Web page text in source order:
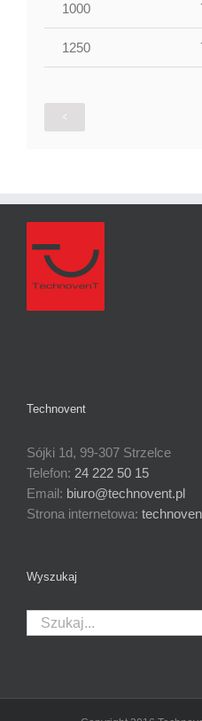
1000
1250
<
Technovent
Sójki 1d, 99-307 Strzelce
Telefon: 24 222 50 15
Email: biuro@technovent.pl
Strona internetowa:
Wyszukaj
Szukaj